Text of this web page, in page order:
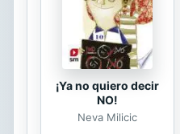
¡Ya no quiero decir
NO!
Neva Milicic